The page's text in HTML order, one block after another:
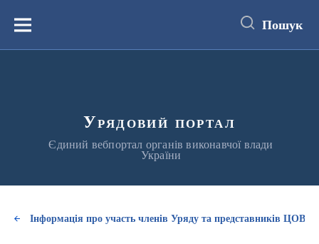
вмістуМеню Пошук
Урядовий портал
Єдиний вебпортал органів виконавчої влади
України
Інформація про участь членів Уряду та представників ЦОВВ